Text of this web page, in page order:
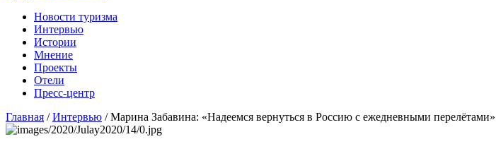
Новости туризма
Интервью
Истории
Мнение
Проекты
Отели
Пресс-центр
Главная /Интервью /Марина Забавина: «Надеемся вернуться в Россию с ежедневными перелётами»